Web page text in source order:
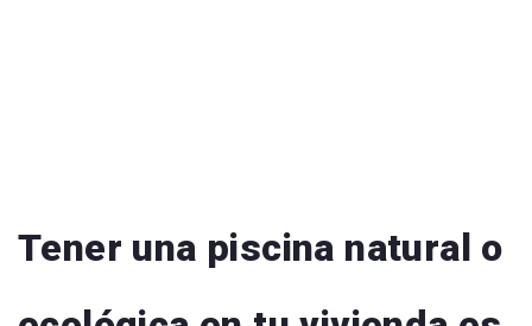
Tener una piscina natural o